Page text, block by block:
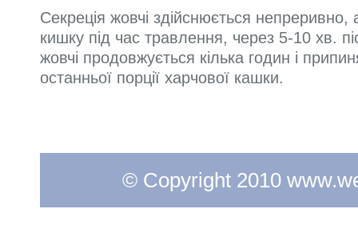
Секреція жовчі здійснюється
кишку під час травлення, через 5-10 хв.
жовчі продовжується кілька годин і
останньої порції харчової кашки.
© Copyright 2010